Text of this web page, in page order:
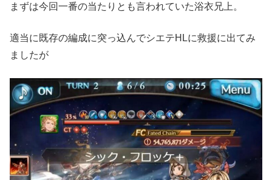
まずは今回一番の当たりとも言われていた浴衣兄上。
適当に既存の編成に突っ込んでシエテHLに救援に出てみ
ましたが